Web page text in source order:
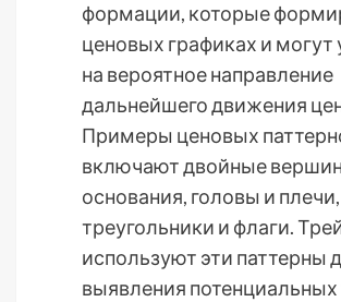
формации, которые
ценовых графиках и могут
на вероятное направление
дальнейшего движения
Примеры ценовых
включают двойные
основания, головы и плечи,
треугольники и флаги.
используют эти паттерны
выявления потенциальных